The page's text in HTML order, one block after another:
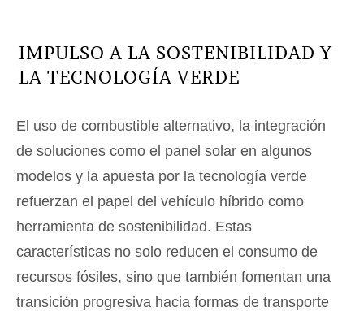
IMPULSO A LA SOSTENIBILIDAD Y
LA TECNOLOGÍA VERDE
El uso de combustible alternativo, la integración
de soluciones como el panel solar en algunos
modelos y la apuesta por la tecnología verde
refuerzan el papel del vehículo híbrido como
herramienta de sostenibilidad. Estas
características no solo reducen el consumo de
recursos fósiles, sino que también fomentan una
transición progresiva hacia formas de transporte